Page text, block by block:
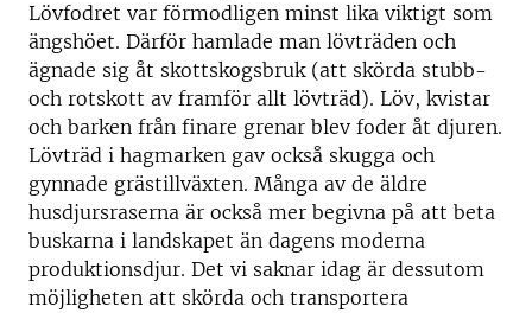
Lövfodret var förmodligen minst lika viktigt som
ängshöet. Därför hamlade man lövträden och
ägnade sig åt skottskogsbruk (att skörda stubb-
och rotskott av framför allt lövträd). Löv, kvistar
och barken från finare grenar blev foder åt djuren.
Lövträd i hagmarken gav också skugga och
gynnade grästillväxten. Många av de äldre
husdjursraserna är också mer begivna på att beta
buskarna i landskapet än dagens moderna
produktionsdjur. Det vi saknar idag är dessutom
möjligheten att skörda och transportera